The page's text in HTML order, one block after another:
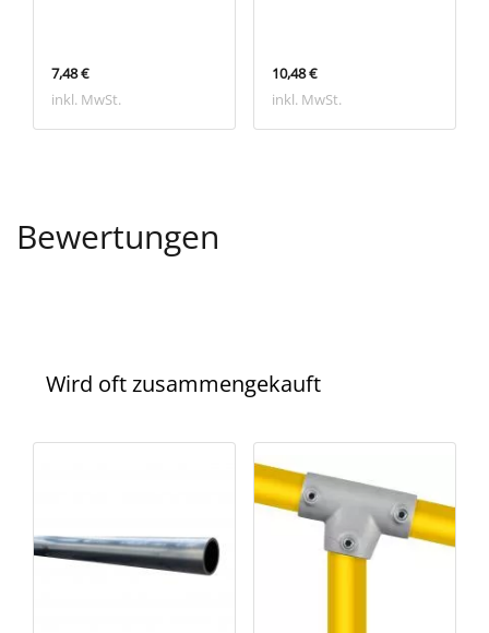
7,48 €
inkl. MwSt.
10,48 €
inkl. MwSt.
Bewertungen
Wird oft zusammengekauft